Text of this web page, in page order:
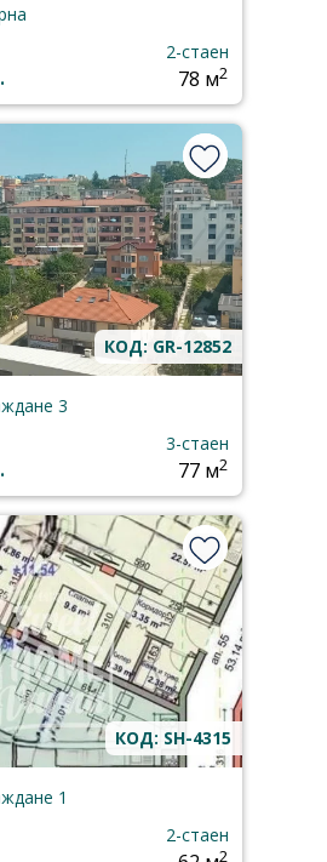
2-стаен
78 м2
КОД: GR-12852
3
3-стаен
77 м2
КОД: SH-4315
1
2-стаен
2